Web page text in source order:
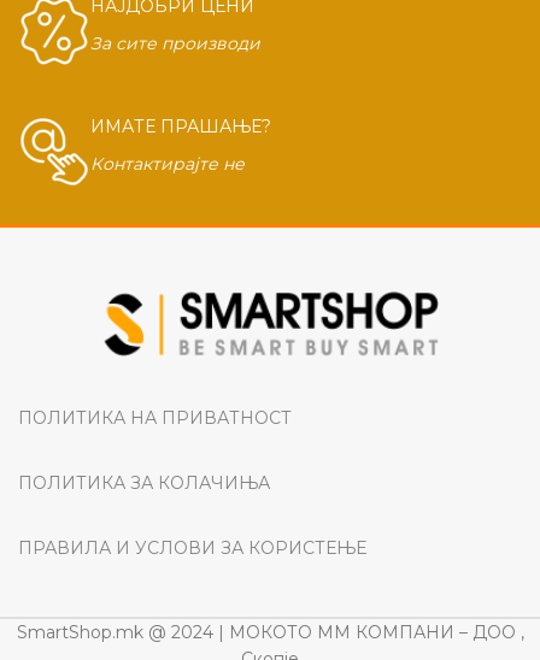
НАЈДОБРИ ЦЕНИ
За сите производи
ИМАТЕ ПРАШАЊЕ?
Контактирајте не
ПОЛИТИКА НА ПРИВАТНОСТ
ПОЛИТИКА ЗА КОЛАЧИЊА
ПРАВИЛА И УСЛОВИ ЗА КОРИСТЕЊЕ
SmartShop.mk @ 2024 | МОКОТО ММ КОМПАНИ – ДОО ,